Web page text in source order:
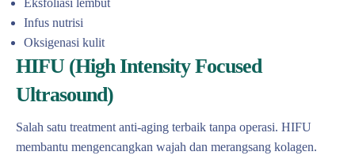
Infus nutrisi
Oksigenasi kulit
HIFU (High Intensity Focused
Ultrasound)
Salah satu treatment anti-aging terbaik tanpa operasi. HIFU
membantu mengencangkan wajah dan merangsang kolagen.